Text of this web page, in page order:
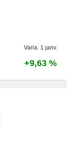
Varia. 1 janv.
+9,63 %